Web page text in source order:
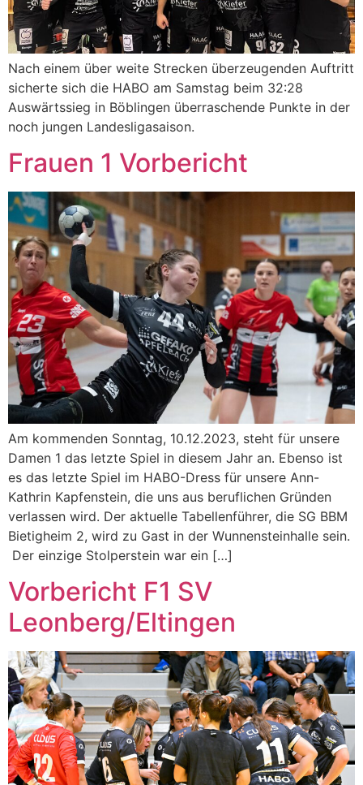
Nach einem über weite Strecken überzeugenden Auftritt
sicherte sich die HABO am Samstag beim 32:28
Auswärtssieg in Böblingen überraschende Punkte in der
noch jungen Landesligasaison.
Frauen 1 Vorbericht
Am kommenden Sonntag, 10.12.2023, steht für unsere
Damen 1 das letzte Spiel in diesem Jahr an. Ebenso ist
es das letzte Spiel im HABO-Dress für unsere Ann-
Kathrin Kapfenstein, die uns aus beruflichen Gründen
verlassen wird. Der aktuelle Tabellenführer, die SG BBM
Bietigheim 2, wird zu Gast in der Wunnensteinhalle sein.
Der einzige Stolperstein war ein […]
Vorbericht F1 SV
Leonberg/Eltingen